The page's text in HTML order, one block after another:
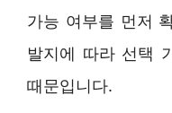
가능 여부를 먼저
발지에 따라 선택
때문입니다.